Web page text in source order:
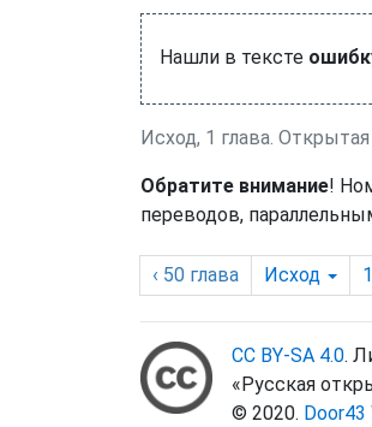
Нашли в тексте
Исход, 1 глава.
Обратите внимание!
переводов,
‹ 50 глава Исход 1
CC BY-SA 4.0.
«Русская
© 2020. Door43